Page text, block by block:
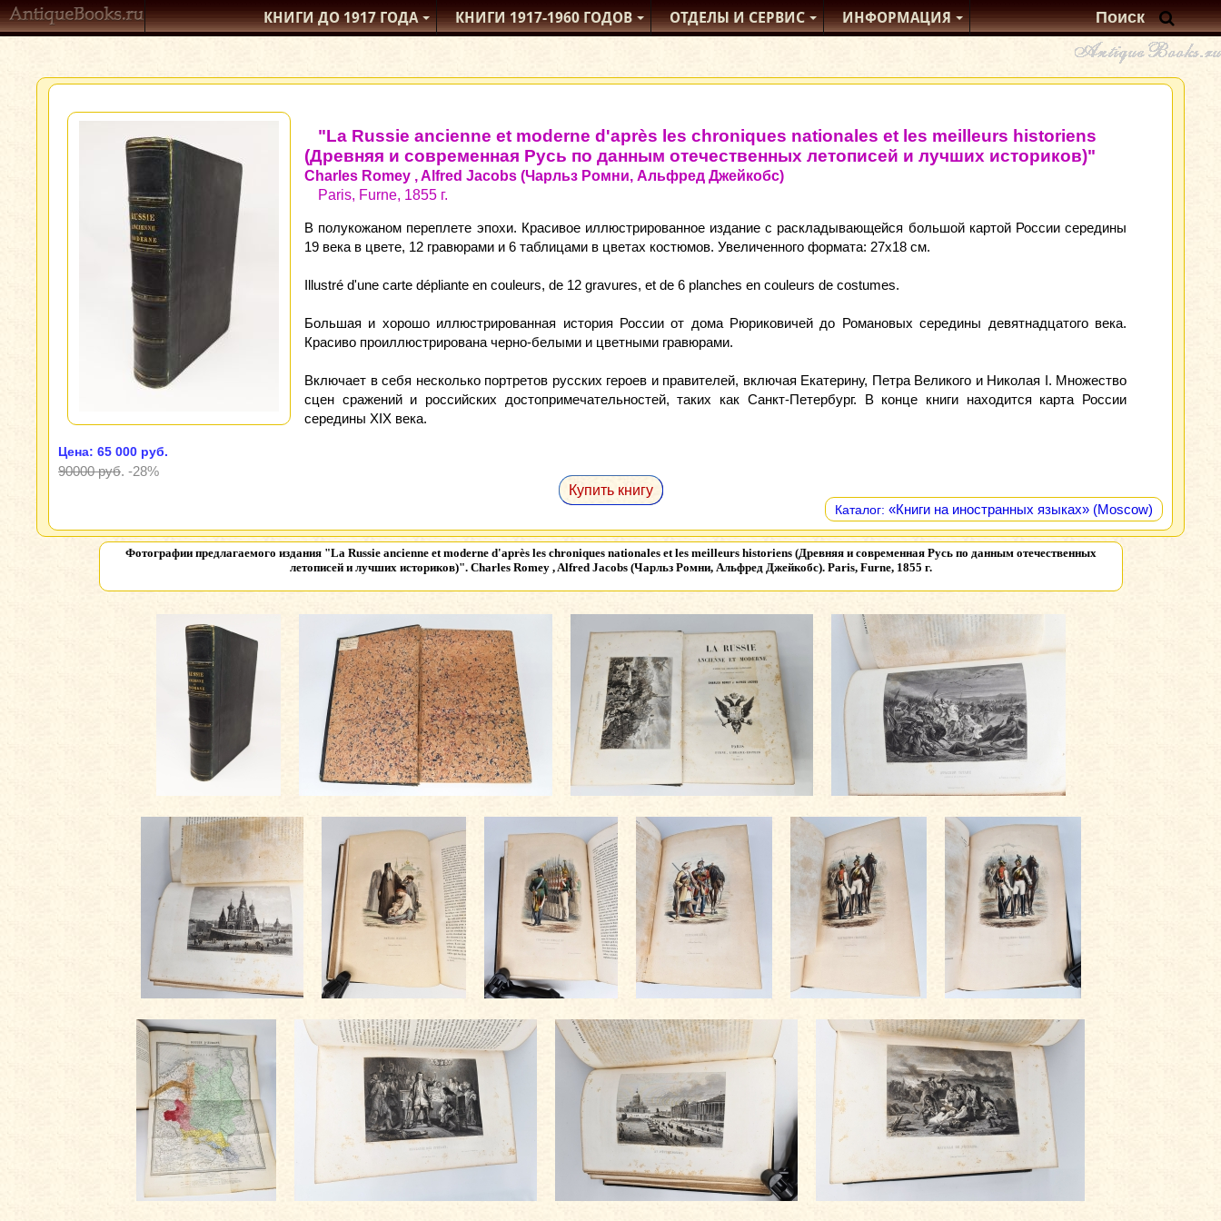
КНИГИ ДО 1917ГОДА КНИГИ1917-1960ГОДОВ ОТДЕЛЫИ СЕРВИС ИНФОРМАЦИЯ
"La Russie ancienne et moderne d'après les chroniques nationales et les meilleurs historiens
(Древняя и современная Русь по данным отечественных летописей и лучших историков)"
Charles Romey , Alfred Jacobs (Чарльз Ромни, Альфред Джейкобс)
Paris, Furne, 1855 г.
В полукожаном переплете эпохи. Красивое иллюстрированное издание с раскладывающейся большой картой России середины
19 века в цвете, 12 гравюрами и 6 таблицами в цветах костюмов. Увеличенного формата: 27x18 см.
Illustré d'une carte dépliante en couleurs, de 12 gravures, et de 6 planches en couleurs de costumes.
Большая и хорошо иллюстрированная история России от дома Рюриковичей до Романовых середины девятнадцатого века.
Красиво проиллюстрирована черно-белыми и цветными гравюрами.
Включает в себя несколько портретов русских героев и правителей, включая Екатерину, Петра Великого и Николая I. Множество
сцен сражений и российских достопримечательностей, таких как Санкт-Петербург. В конце книги находится карта России
середины XIX века.
Цена: 65 000 руб.
90000 руб. -28%
Купить книгу
Каталог: «Книги на иностранных языках» (Moscow)
Фотографии предлагаемого издания "La Russie ancienne et moderne d'après les chroniques nationales et les meilleurs historiens (Древняя и современная Русь по данным отечественных
летописей и лучших историков)". Charles Romey , Alfred Jacobs (Чарльз Ромни, Альфред Джейкобс). Paris, Furne, 1855 г.